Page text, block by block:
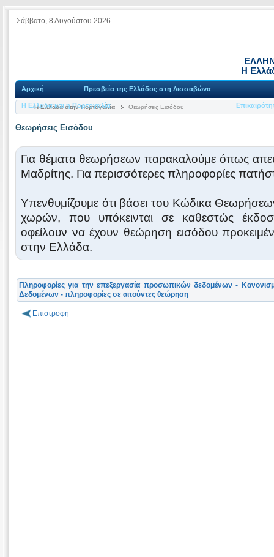
Σάββατο, 8 Αυγούστου 2026
Η
Αρχική Πρεσβεία της Ελλάδος στη Λισσαβώνα
Η Ελλάδα και η Πορτογαλία
Η Ελλάδα στην Πορτογαλία Θεωρήσεις Εισόδου
Θεωρήσεις Εισόδου
Για θέματα θεωρήσεων παρακαλούμε όπως
Μαδρίτης. Για περισσότερες πληροφορίες
Υπενθυμίζουμε ότι βάσει του Κώδικα
χωρών, που υπόκεινται σε καθεστώς
οφείλουν να έχουν θεώρηση εισόδου
στην Ελλάδα.
Πληροφορίες για την επεξεργασία προσωπικών δεδομένων -
Δεδομένων - πληροφορίες σε αιτούντες θεώρηση
Επιστροφή